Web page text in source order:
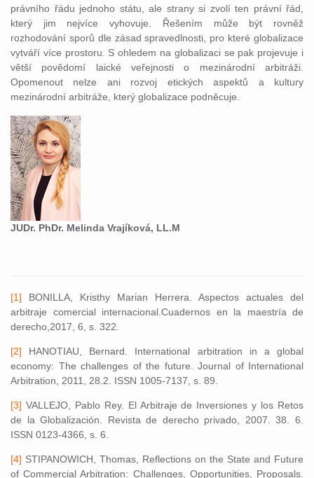
právního řádu jednoho státu, ale strany si zvolí ten právní řád,
který jim nejvíce vyhovuje. Řešením může být rovněž
rozhodování sporů dle zásad spravedlnosti, pro které globalizace
vytváří více prostoru. S ohledem na globalizaci se pak projevuje i
větší povědomí laické veřejnosti o mezinárodní arbitráži.
Opomenout nelze ani rozvoj etických aspektů a kultury
mezinárodní arbitráže, který globalizace podněcuje.
JUDr. PhDr. Melinda Vrajíková, LL.M
[1] BONILLA, Kristhy Marian Herrera. Aspectos actuales del
arbitraje comercial internacional.Cuadernos en la maestría de
derecho,2017, 6, s. 322.
[2] HANOTIAU, Bernard. International arbitration in a global
economy: The challenges of the future. Journal of International
Arbitration, 2011, 28.2. ISSN 1005-7137, s. 89.
[3] VALLEJO, Pablo Rey. El Arbitraje de Inversiones y los Retos
de la Globalización. Revista de derecho privado, 2007. 38. 6.
ISSN 0123-4366, s. 6.
[4] STIPANOWICH, Thomas, Reflections on the State and Future
of Commercial Arbitration: Challenges, Opportunities, Proposals.